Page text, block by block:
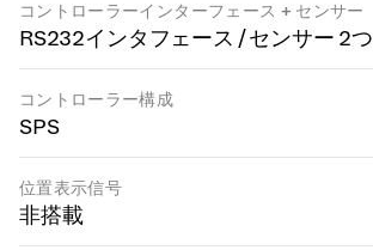
コントローラーインターフェース + センサー
RS232インタフェース / センサー 2つ
コントローラー構成
SPS
位置表示信号
非搭載